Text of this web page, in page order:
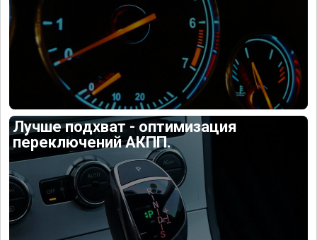
Лучше подхват - оптимизация
переключений АКПП.